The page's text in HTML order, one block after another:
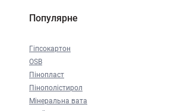
Популярне
Гіпсокартон
OSB
Пінопласт
Пінополістирол
Мінеральна вата